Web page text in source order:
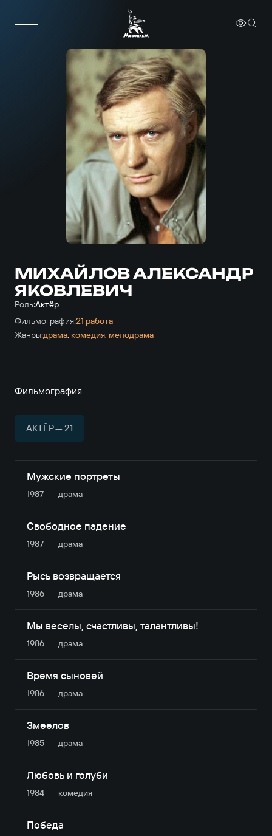
МИХАЙЛОВ АЛЕКСАНДР
ЯКОВЛЕВИЧ
Роль:Актёр
Фильмография:21 работа
Жанры:драма, комедия, мелодрама
Фильмография
АКТЁР — 21
Мужские портреты
1987 драма
Свободное падение
1987 драма
Рысь возвращается
1986 драма
Мы веселы, счастливы, талантливы!
1986 драма
Время сыновей
1986 драма
Змеелов
1985 драма
Любовь и голуби
1984 комедия
Победа